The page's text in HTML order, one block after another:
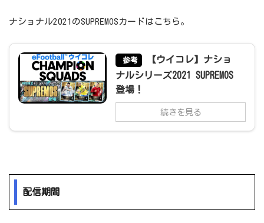
ナショナル2021のSUPREMOSカードはこちら。
参考
【ウイコレ】ナショ
ナルシリーズ2021 SUPREMOS
登場！
続きを見る
配信期間